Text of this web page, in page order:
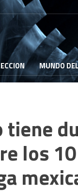
MUNDO
los